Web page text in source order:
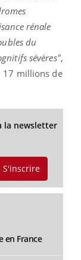
rénale
du
sévères",
17 millions de
la newsletter
S'inscrire
en France